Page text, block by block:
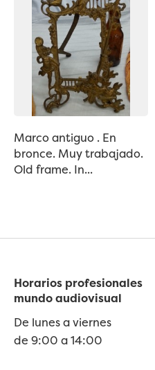
Marco antiguo . En
bronce. Muy trabajado.
Old frame. In...
Horarios profesionales
mundo audiovisual
De lunes a viernes
de 9:00 a 14:00